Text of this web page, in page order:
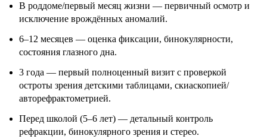
В роддоме/первый месяц жизни — первичный осмотр и
исключение врождённых аномалий.
6–12 месяцев — оценка фиксации, бинокулярности,
состояния глазного дна.
3 года — первый полноценный визит с проверкой
остроты зрения детскими таблицами, скиаскопией/
авторефрактометрией.
Перед школой (5–6 лет) — детальный контроль
рефракции, бинокулярного зрения и стерео.